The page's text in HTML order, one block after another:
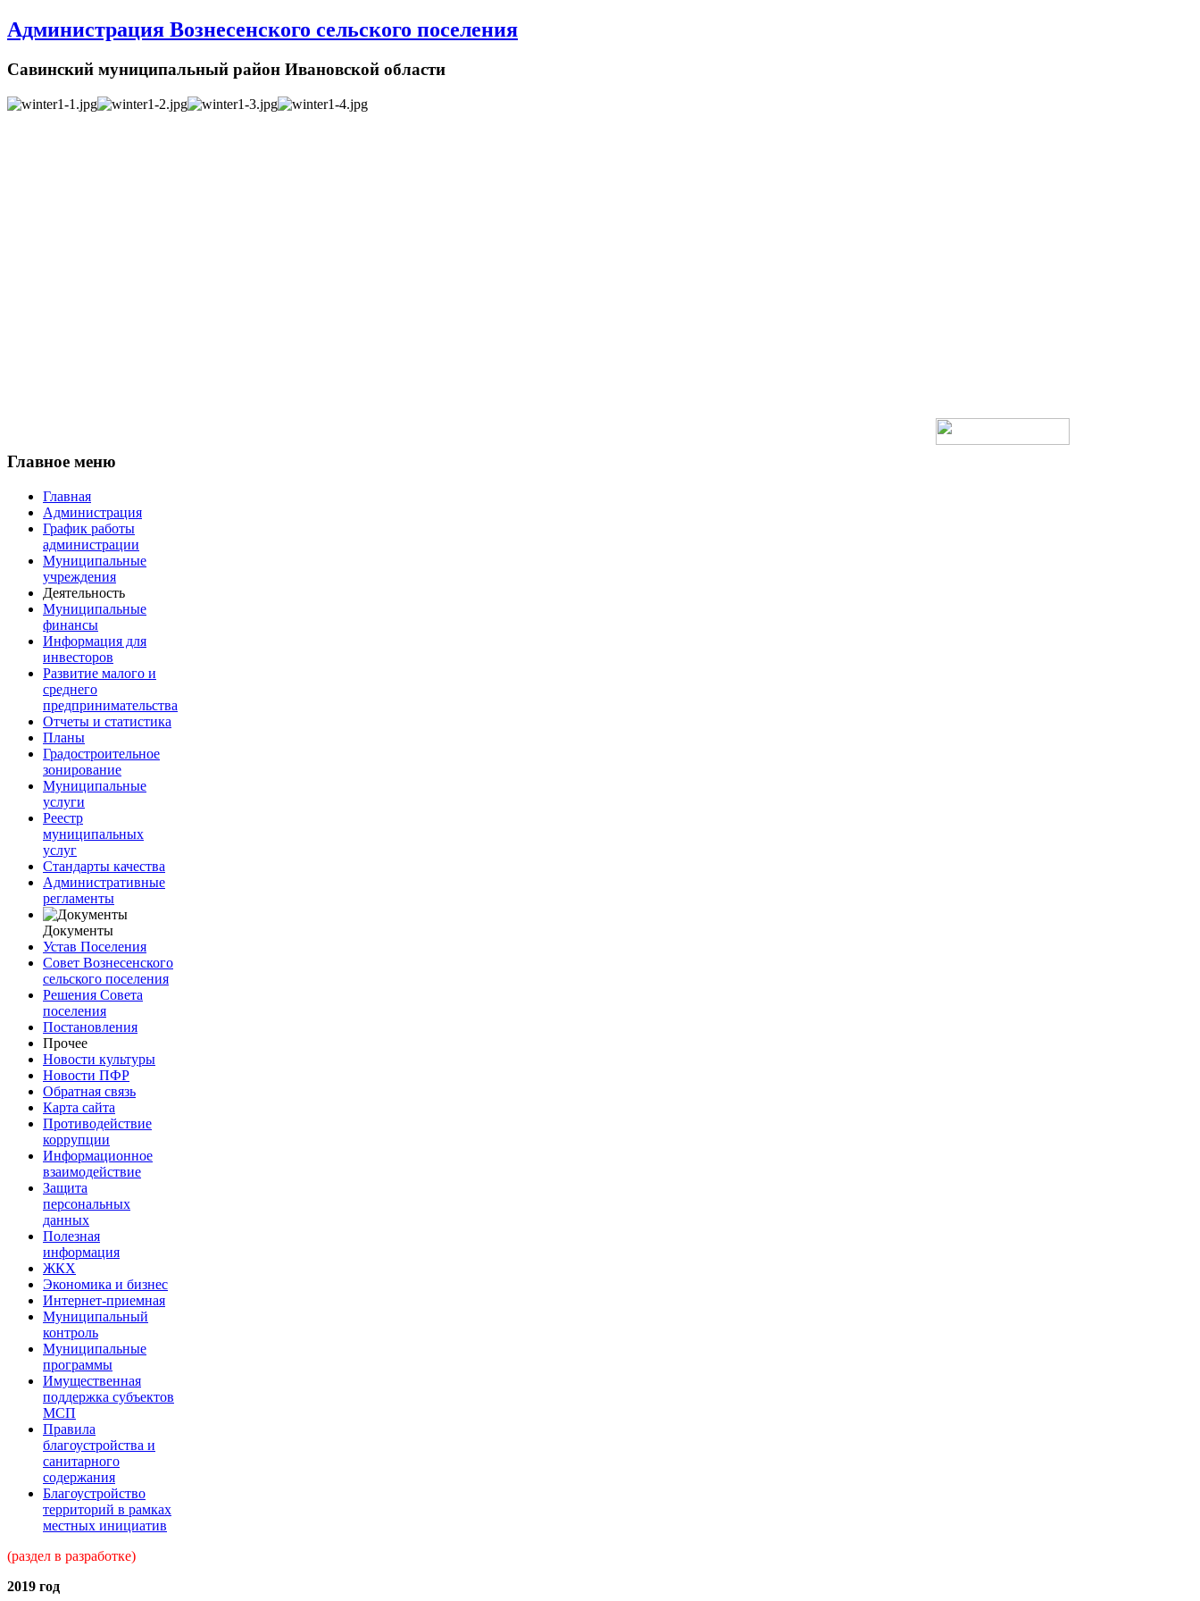
Администрация Вознесенского сельского поселения
Савинский муниципальный район Ивановской области
Главное меню
Главная
Администрация
График работы
администрации
Муниципальные
учреждения
Деятельность
Муниципальные
финансы
Информация для
инвесторов
Развитие малого и
среднего
предпринимательства
Отчеты и статистика
Планы
Градостроительное
зонирование
Муниципальные
услуги
Реестр
муниципальных
услуг
Стандарты качества
Административные
регламенты
Документы
Устав Поселения
Совет Вознесенского
сельского поселения
Решения Совета
поселения
Постановления
Прочее
Новости культуры
Новости ПФР
Обратная связь
Карта сайта
Противодействие
коррупции
Информационное
взаимодействие
Защита
персональных
данных
Полезная
информация
ЖКХ
Экономика и бизнес
Интернет-приемная
Муниципальный
контроль
Муниципальные
программы
Имущественная
поддержка субъектов
МСП
Правила
благоустройства и
санитарного
содержания
Благоустройство
территорий в рамках
местных инициатив
(раздел в разработке)
2019 год